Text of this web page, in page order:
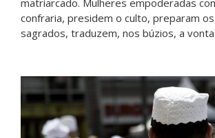
confraria, presidem o culto, preparam
sagrados, traduzem, nos búzios, a